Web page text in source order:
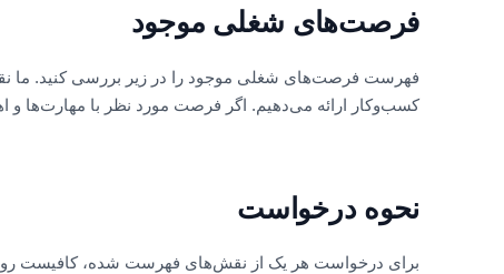
فرصت‌های شغلی موجود
فهرست فرصت‌های شغلی موجود را در زیر بررسی کنید. ما
کسب‌وکار ارائه می‌دهیم. اگر فرصت مورد نظر با مهارت‌ها
نحوه درخواست
برای درخواست هر یک از نقش‌های فهرست شده، کافیست روی